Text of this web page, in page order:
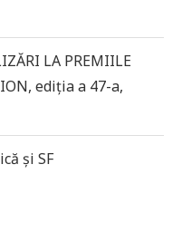
LA PREMIILE
ediția a 47-a,
și SF